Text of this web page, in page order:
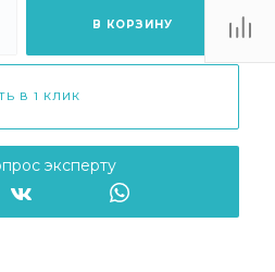
В КОРЗИНУ
В 1 КЛИК
эксперту